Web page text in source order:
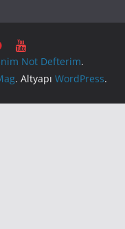
Not Defterim.
. Altyapı WordPress.